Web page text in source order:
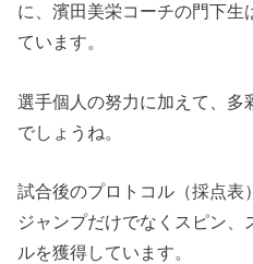
に、濱田美栄コーチの門下生
ています。
選手個人の努力に加えて、多
でしょうね。
試合後のプロトコル（採点表
ジャンプだけでなくスピン、
ルを獲得しています。